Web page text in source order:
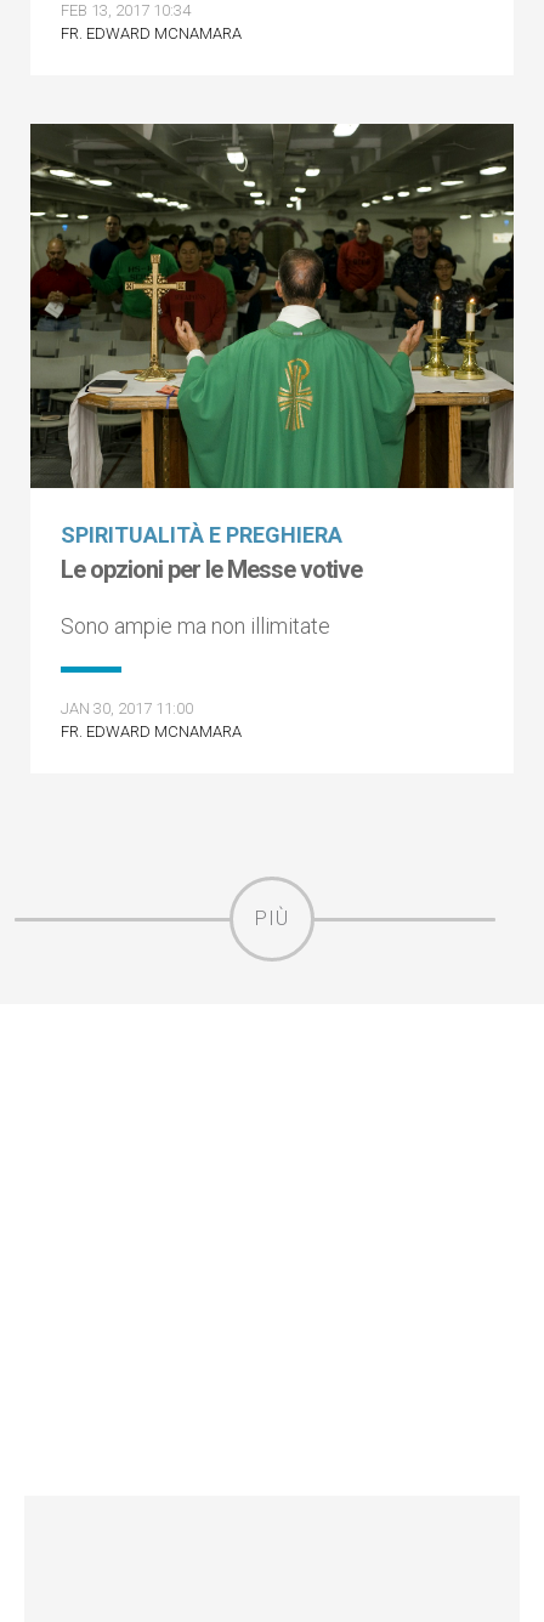
FEB 13, 2017 10:34
FR. EDWARD MCNAMARA
SPIRITUALITÀ E PREGHIERA
Le opzioni per le Messe votive
Sono ampie ma non illimitate
JAN 30, 2017 11:00
FR. EDWARD MCNAMARA
PIÙ